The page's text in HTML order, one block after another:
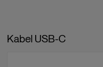
Kabel USB-C